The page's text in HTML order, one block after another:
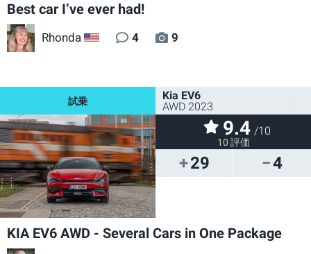
Best car I’ve ever had!
Rhonda US 4 9
29 4
Kia EV6
AWD 2023
9.4 /10
10 評価
KIA EV6 AWD - Several Cars in One Package